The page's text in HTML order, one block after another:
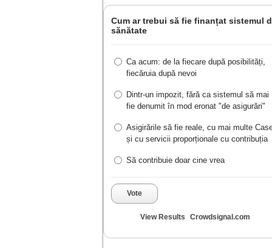
Cum ar trebui să fie finanțat sistemul
sănătate
Ca acum: de la fiecare după posibilități,
fiecăruia după nevoi
Dintr-un impozit, fără ca sistemul să mai
fie denumit în mod eronat "de asigurări"
Asigirările să fie reale, cu mai multe
și cu servicii proporționale cu contribuția
Să contribuie doar cine vrea
Vote
View Results Crowdsignal.com